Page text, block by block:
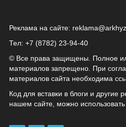
Реклама на сайте:
Тел: +7 (8782) 23‑94‑40
© Все права защищены. Полное
материалов запрещено. При
материалов сайта необходима
Код для вставки в блоги и
нашем сайте, можно использовать